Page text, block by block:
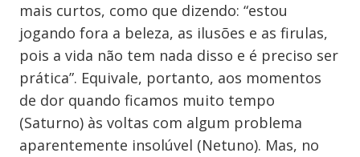
mais curtos, como que dizendo: “estou
jogando fora a beleza, as ilusões e as firulas,
pois a vida não tem nada disso e é preciso ser
prática”. Equivale, portanto, aos momentos
de dor quando ficamos muito tempo
(Saturno) às voltas com algum problema
aparentemente insolúvel (Netuno). Mas, no